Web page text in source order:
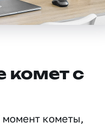
комет с
кометы,